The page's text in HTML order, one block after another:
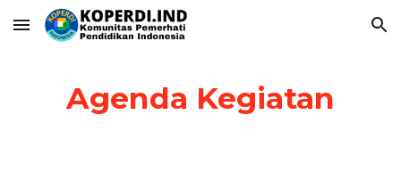
Skip to main content Skip to navigation
Agenda Kegiatan